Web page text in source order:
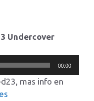
Undercover
00:00
mas info en